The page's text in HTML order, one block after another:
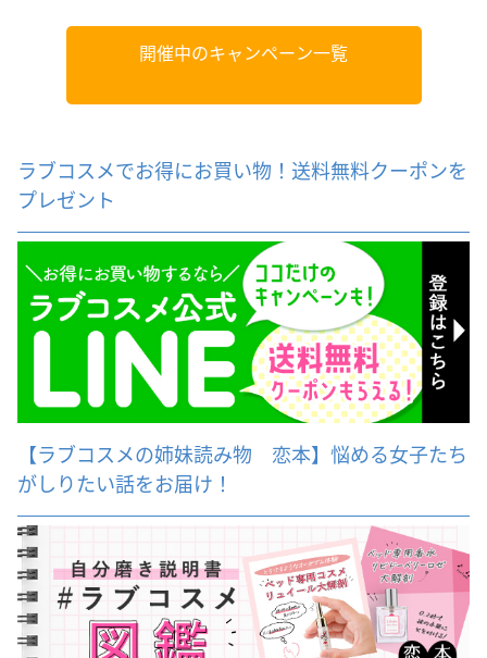
開催中のキャンペーン一覧
ラブコスメでお得にお買い物！送料無料クーポンを
プレゼント
【ラブコスメの姉妹読み物 恋本】悩める女子たち
がしりたい話をお届け！